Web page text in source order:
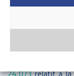
Concernant
tours
conférence de
projet 3
24.073relatif à la